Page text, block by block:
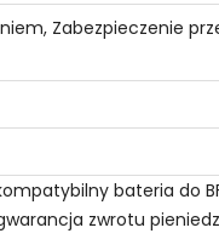
Zabezpieczenie
bateria do
zwrotu